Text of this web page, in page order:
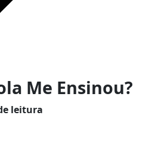
Me Ensinou?
leitura